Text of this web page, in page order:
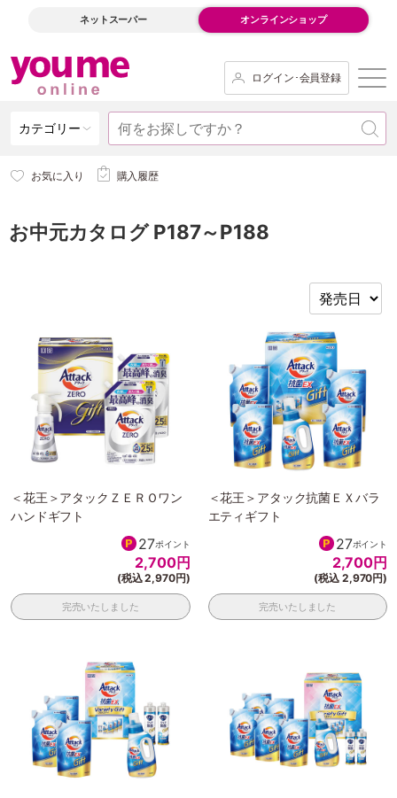
ネットスーパー オンラインショップ
ログイン･会員登録
カテゴリー
お気に入り 購入履歴
お中元カタログ P187～P188
＜花王＞アタックＺＥＲＯワン
ハンドギフト
27ポイント
2,700円
(税込 2,970円)
完売いたしました
＜花王＞アタック抗菌ＥＸバラ
エティギフト
27ポイント
2,700円
(税込 2,970円)
完売いたしました